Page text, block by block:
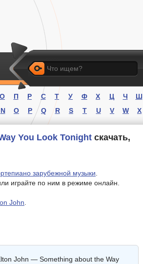
Искать
О П Р С Т У Ф Х Ц Ч Ш
N O P Q R S T U V W X
You Look Tonight скачать,
зарубежной музыки
играйте по ним в режиме онлайн.
John
John — Something about the Way